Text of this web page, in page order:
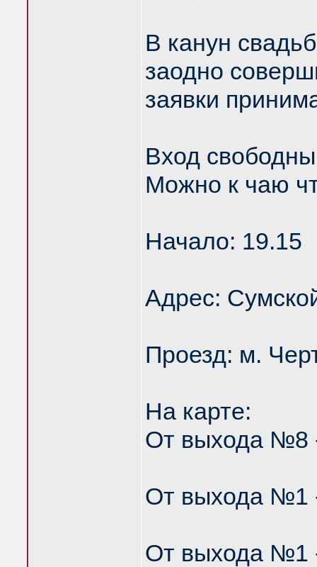
В канун
заодно
заявки
Вход
Можно к чаю
Начало: 19.15
Адрес:
Проезд: м.
На карте:
От выхода №8
От выхода №1
От выхода №1 -